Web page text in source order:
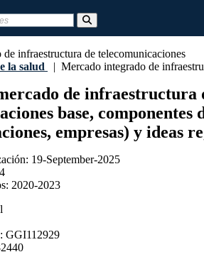
la salud | Mercado integrado de
de
base,
empresas) y ideas
19-September-2025
2020-2023
GGI112929